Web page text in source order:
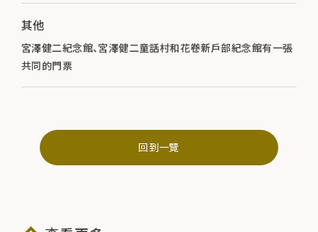
其他
宮澤健二紀念館、宮澤健二童話村和花卷新戶部紀念館有一張
共同的門票
回到一覽